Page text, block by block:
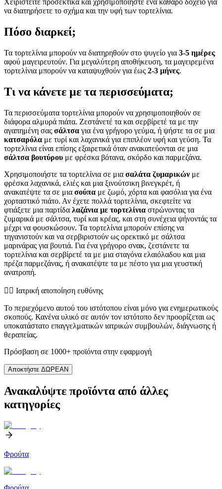
Χειριστείτε προσεκτικά και χρησιμοποιήστε ένα καθαρό δοχείο για
να διατηρήσετε το σχήμα και την υφή των τορτελίνια.
Πόσο διαρκεί;
Τα τορτελίνια μπορούν να διατηρηθούν στο ψυγείο για 3-5 ημέρες
αφού μαγειρευτούν. Για μεγαλύτερη αποθήκευση, τα μαγειρεμένα
τορτελίνια μπορούν να καταψυχθούν για έως 2-3 μήνες.
Τι να κάνετε με τα περισσεύματα;
Τα περισσεύματα τορτελίνια μπορούν να χρησιμοποιηθούν σε
διάφορα αλμυρά πιάτα. Ζεστάνετέ τα και σερβίρετέ τα με την
αγαπημένη σας σάλτσα για ένα γρήγορο γεύμα, ή ψήστε τα σε μια
κατσαρόλα με τυρί και λαχανικά για επιπλέον υφή και γεύση. Τα
τορτελίνια είναι επίσης εξαιρετικά όταν ανακατεύονται σε μια
σάλτσα βουτύρου με φρέσκα βότανα, σκόρδο και παρμεζάνα.
Χρησιμοποιήστε τα τορτελίνια σε μια σαλάτα ζυμαρικών με
φρέσκα λαχανικά, ελιές και μια ξινούτσικη βινεγκρέτ, ή
ανακατέψτε τα σε μια σούπα με ζωμό, χόρτα και φασόλια για ένα
χορταστικό πιάτο. Αν έχετε πολλά τορτελίνια, σκεφτείτε να
φτιάξετε μια παρτίδα λαζάνια με τορτελίνια στρώνοντας τα
ζυμαρικά με σάλτσα, τυρί και κρέας, και στη συνέχεια ψήνοντάς τα
μέχρι να φουσκώσουν. Τα τορτελίνια μπορούν επίσης να
τηγανιστούν και να σερβιριστούν ως ορεκτικό με σάλτσα
μαρινάρας για βουτιά. Για ένα γρήγορο σνακ, ζεστάνετε τα
τορτελίνια και σερβίρετέ τα με μια σταγόνα ελαιόλαδου και μια
πρέζα παρμεζάνας, ή ανακατέψτε τα με πέστο για μια γευστική
ανατροπή.
👨‍⚕️️ Ιατρική αποποίηση ευθύνης
Το περιεχόμενο αυτού του ιστότοπου είναι μόνο για ενημερωτικούς
σκοπούς. Κανένα υλικό σε αυτόν τον ιστότοπο δεν προορίζεται ως
υποκατάστατο επαγγελματικών ιατρικών συμβουλών, διάγνωσης ή
θεραπείας.
Πρόσβαση σε 1000+ προϊόντα στην εφαρμογή
Αποκτήστε ΔΩΡΕΑΝ
Ανακαλύψτε προϊόντα από άλλες
κατηγορίες
Φρούτα